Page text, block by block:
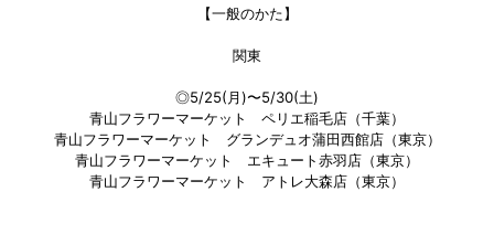
【一般のかた】
関東
◎5/25(月)〜5/30(土)
青山フラワーマーケット ペリエ稲毛店（千葉）
青山フラワーマーケット グランデュオ蒲田西館店（東京）
青山フラワーマーケット エキュート赤羽店（東京）
青山フラワーマーケット アトレ大森店（東京）